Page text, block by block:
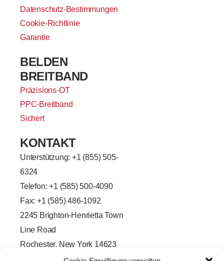
Datenschutz-Bestimmungen
Cookie-Richtlinie
Garantie
BELDEN
BREITBAND
Präzisions-OT
PPC-Breitband
Sichert
KONTAKT
Unterstützung: +1 (855) 505-
6324
Telefon: +1 (585) 500-4090
Fax: +1 (585) 486-1092
2245 Brighton-Henrietta Town
Line Road
Rochester, New York 14623